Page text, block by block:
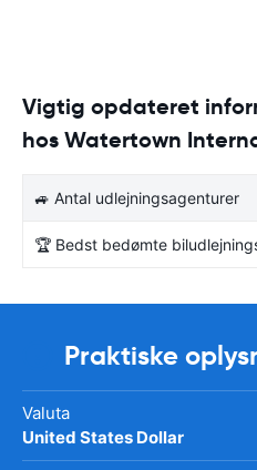
Vigtig opdateret
hos Watertown
🚙 Antal udlejningsagenturer
🏆 Bedst bedømte
Praktiske
Valuta
United States Dollar